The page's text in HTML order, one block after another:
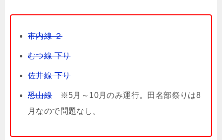
市内線 ２
むつ線 下り
佐井線 下り
恐山線※5月～10月のみ運行。田名部祭りは8
月なので問題なし。